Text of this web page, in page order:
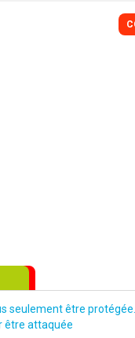
seulement être
être attaquée